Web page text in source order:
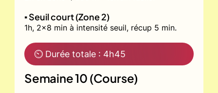
▪️ Seuil court (Zone 2)
1h, 2x8 min à intensité seuil, récup 5 min.
⏲ Durée totale : 4h45
Semaine 10 (Course)